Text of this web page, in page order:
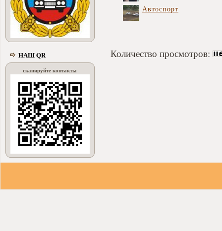
НАШ QR
сканируйте контакты
Автоспорт
Количество просмотров: